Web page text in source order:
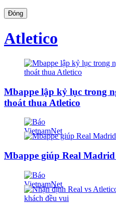
Đóng
Atletico
Mbappe lập kỷ lục trong
thoát thua Atletico
Mbappe giúp Real